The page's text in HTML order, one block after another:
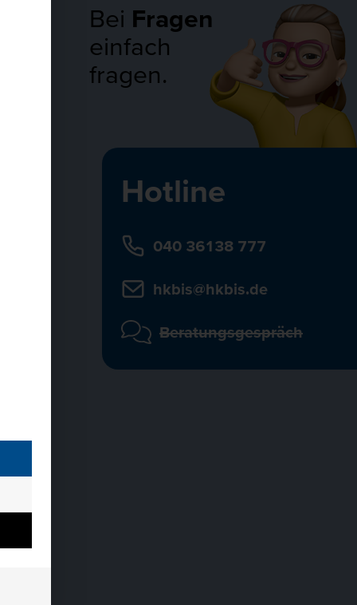
Bei Fragen
einfach
fragen.
Hotline
040 36138 777
hkbis@hkbis.de
Beratungsgespräch